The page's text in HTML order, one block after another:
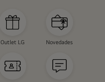
Outlet LG Novedades